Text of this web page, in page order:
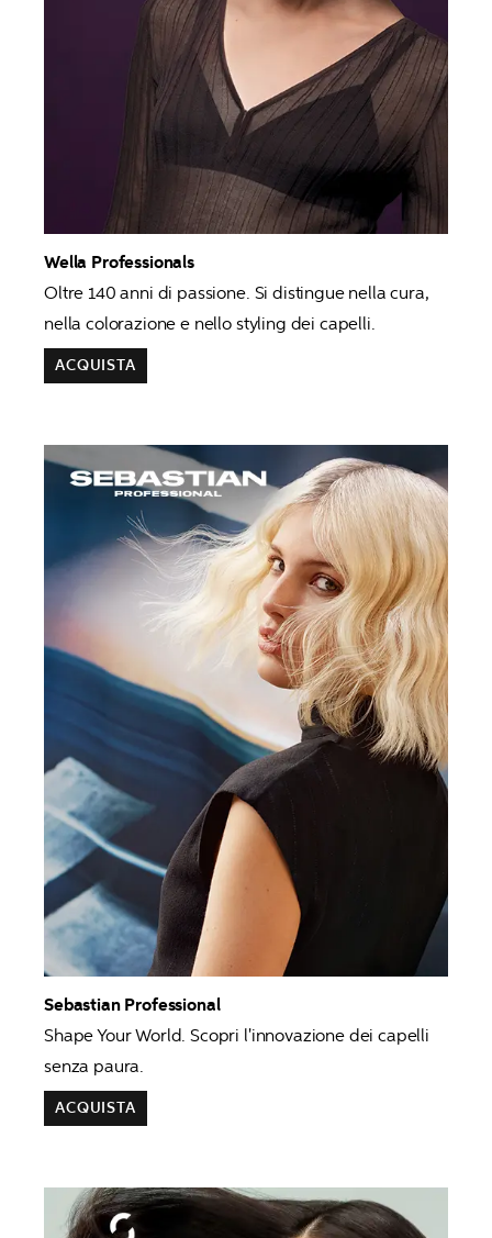
Wella Professionals
Oltre 140 anni di passione. Si distingue nella cura,
nella colorazione e nello styling dei capelli.
ACQUISTA
Shape Your World. Scopri l'innovazione dei capelli
senza paura.
ACQUISTA